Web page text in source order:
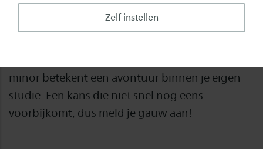
Zelf instellen
risico's te nemen? Dan is de minor Startup
Ondernemer iets voor jou! In een inspirerende
minor betekent een avontuur binnen je eigen
studie. Een kans die niet snel nog eens
voorbijkomt, dus meld je gauw aan!